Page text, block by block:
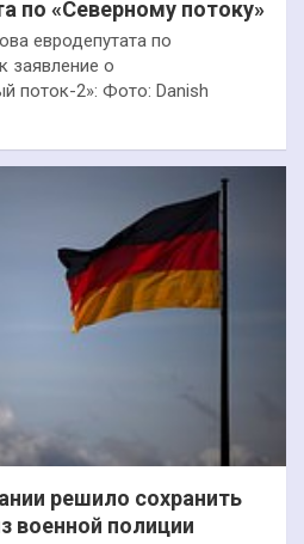
по «Северному потоку»
евродепутата по
заявление о
поток-2»: Фото: Danish
решило сохранить
военной полиции